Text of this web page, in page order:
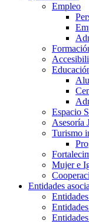
Empleo
Espacio
Asesoría
Turismo
Mujer e
Entidades